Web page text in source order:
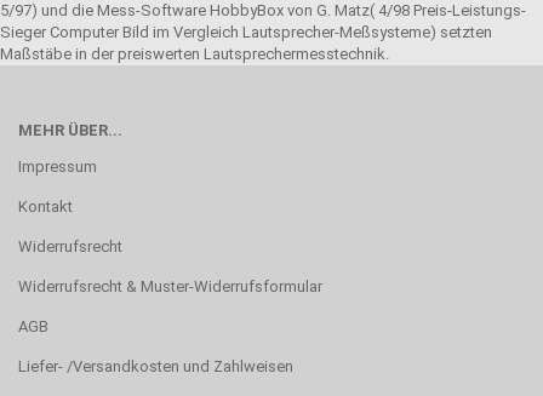
5/97) und die Mess-Software HobbyBox von G. Matz( 4/98 Preis-Leistungs-
Sieger Computer Bild im Vergleich Lautsprecher-Meßsysteme) setzten
Maßstäbe in der preiswerten Lautsprechermesstechnik.
MEHR ÜBER...
Impressum
Kontakt
Widerrufsrecht
Widerrufsrecht & Muster-Widerrufsformular
AGB
Liefer- /Versandkosten und Zahlweisen